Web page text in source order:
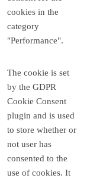
cookies in the
category
"Performance".
The cookie is set
by the GDPR
Cookie Consent
plugin and is used
to store whether or
not user has
consented to the
use of cookies. It